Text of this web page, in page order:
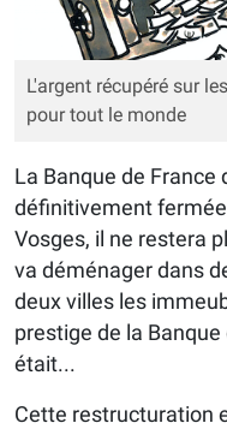
L'argent récupéré sur
pour tout le monde
La Banque de
définitivement
Vosges, il ne restera
va déménager dans
deux villes les
prestige de la Banque
était...
Cette restructuration